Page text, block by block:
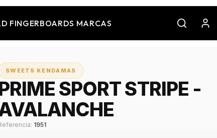
FINGERBOARDS MARCAS
SWEETS KENDAMAS
SPORT STRIPE -
1951